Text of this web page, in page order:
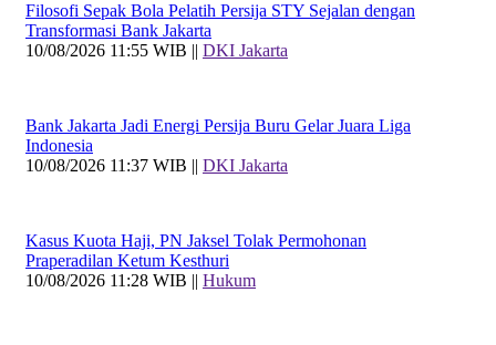
Filosofi Sepak Bola Pelatih Persija STY Sejalan dengan
Transformasi Bank Jakarta
10/08/2026 11:55 WIB || DKI Jakarta
Bank Jakarta Jadi Energi Persija Buru Gelar Juara Liga
Indonesia
10/08/2026 11:37 WIB || DKI Jakarta
Kasus Kuota Haji, PN Jaksel Tolak Permohonan
Praperadilan Ketum Kesthuri
10/08/2026 11:28 WIB || Hukum